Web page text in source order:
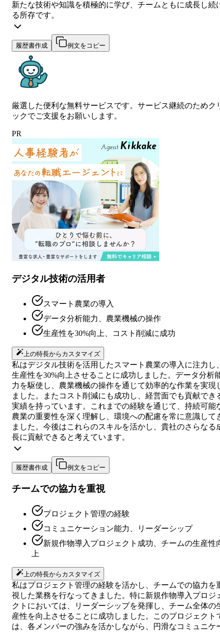
新たな技術や知識を積極的に学び、チームともに成長し続
る所存です。
履歴書作成 例文をコピー
厳選した便利な無料サービスです。サービス継続のためク
ックでご支援をお願いします。
PR
デジタル技術の活用者
スマート農業の導入
データ分析能力、農業機械の操作
生産性を30%向上、コスト削減に成功
上の特長からカスタマイズ
私はデジタル技術を活用したスマート農業の導入に注力し
生産性を30%向上させることに成功しました。データ分析
力を駆使し、農業機械の操作を通じて効率的な作業を実現
ました。またコスト削減にも成功し、経営面でも貢献でき
実績を持っています。これまでの経験を通じて、持続可能
農業の重要性を深く理解し、環境への配慮を常に意識して
ました。今後はこれらのスキルを活かし、貴社のさらなる
長に貢献できると考えています。
履歴書作成 例文をコピー
チームでの協力を重視
プロジェクト管理の経験
コミュニケーション能力、リーダーシップ
新規作物導入プロジェクト成功、チームの生産性
上
上の特長からカスタマイズ
私はプロジェクト管理の経験を活かし、チームでの協力を
視した業務を行なってきました。特に新規作物導入プロジ
クトにおいては、リーダーシップを発揮し、チーム全体の
産性を向上させることに成功しました。このプロジェクト
は、各メンバーの強みを活かしながら、円滑なコミュニケ